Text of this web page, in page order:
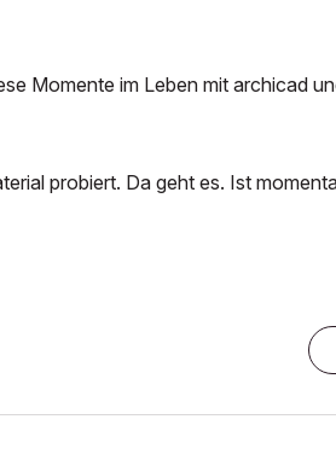
Momente im Leben mit archicad
probiert. Da geht es. Ist